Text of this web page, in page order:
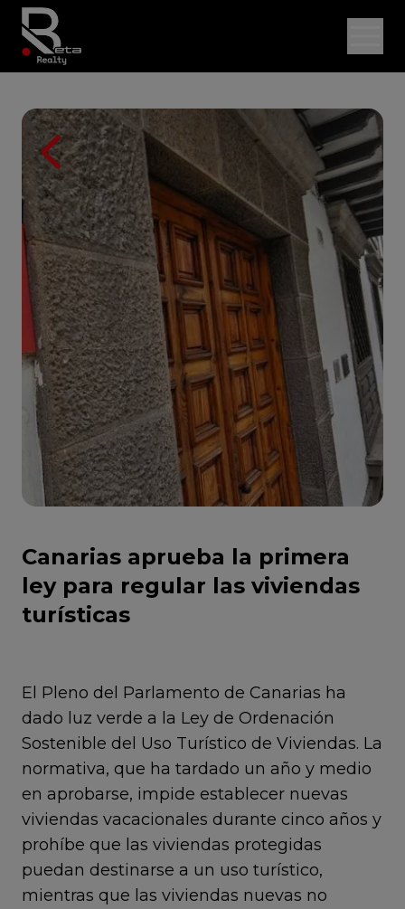
Canarias aprueba la primera
ley para regular las viviendas
turísticas
El Pleno del Parlamento de Canarias ha
dado luz verde a la Ley de Ordenación
Sostenible del Uso Turístico de Viviendas. La
normativa, que ha tardado un año y medio
en aprobarse, impide establecer nuevas
viviendas vacacionales durante cinco años y
prohíbe que las viviendas protegidas
puedan destinarse a un uso turístico,
mientras que las viviendas nuevas no